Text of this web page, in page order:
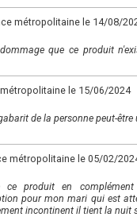
métropolitaine le 14/08/
que ce produit
le 15/06/2024
de la personne peut-
métropolitaine le 05/02/
ce produit en
pour mon mari qui est
incontinent il tient la nuit